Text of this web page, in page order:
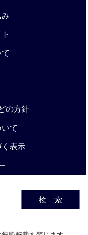
み
の方針
て
く表示
検 索